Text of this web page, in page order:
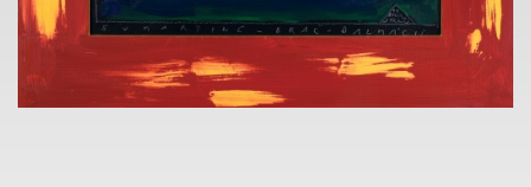
VÝSTAVA
KAVÁRNA POŠTA
nám. Dr. E. Beneše 584/24, Liberec 1
6. 11. - 20.11.2025